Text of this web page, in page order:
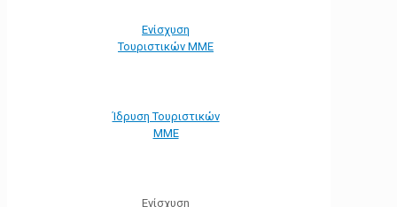
Ενίσχυση
Τουριστικών ΜΜΕ
Ίδρυση Τουριστικών
ΜΜΕ
Ενίσχυση